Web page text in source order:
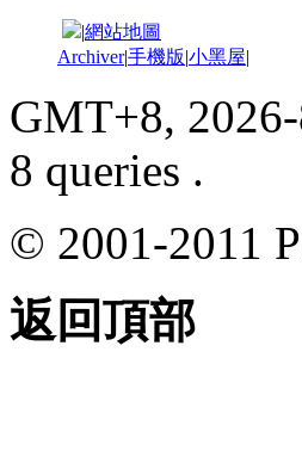
|網站地圖
Archiver|手機版|小黑屋|
GMT+8,
8 queries .
© 2001-2011
返回頂部